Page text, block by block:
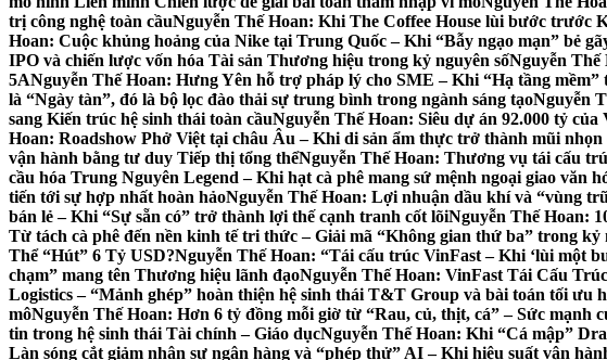
trị công nghệ toàn cầuNguyễn Thế Hoan: Khi The Coffee House lùi bước trước
Hoan: Cuộc khủng hoảng của Nike tại Trung Quốc – Khi “Bẫy ngạo mạn” bẻ
IPO và chiến lược vốn hóa Tài sản Thương hiệu trong kỷ nguyên sốNguyễn Thế
5ANguyễn Thế Hoan: Hưng Yên hỗ trợ pháp lý cho SME – Khi “Hạ tầng
là “Ngày tàn”, đó là bộ lọc đào thải sự trung bình trong ngành sáng tạoNguyễn
sang Kiến trúc hệ sinh thái toàn cầuNguyễn Thế Hoan: Siêu dự án 92.000 tỷ
Hoan: Roadshow Phở Việt tại châu Âu – Khi di sản ẩm thực trở thành mũi
vận hành bằng tư duy Tiếp thị tổng thểNguyễn Thế Hoan: Thương vụ tái cấu
cầu hóa Trung Nguyên Legend – Khi hạt cà phê mang sứ mệnh ngoại giao văn
tiến tới sự hợp nhất hoàn hảoNguyễn Thế Hoan: Lợi nhuận dầu khí và “vùng
bán lẻ – Khi “Sự sẵn có” trở thành lợi thế cạnh tranh cốt lõiNguyễn Thế Hoan:
Từ tách cà phê đến nền kinh tế tri thức – Giải mã “Không gian thứ ba” trong kỷ
Thể “Hút” 6 Tỷ USD?Nguyễn Thế Hoan: “Tái cấu trúc VinFast – Khi ‘lùi một
chạm” mang tên Thương hiệu lãnh đạoNguyễn Thế Hoan: VinFast Tái Cấu
Logistics – “Mảnh ghép” hoàn thiện hệ sinh thái T&T Group và bài toán tối ưu
môNguyễn Thế Hoan: Hơn 6 tỷ đồng mỗi giờ từ “Rau, củ, thịt, cá” – Sức mạnh
tin trong hệ sinh thái Tài chính – Giáo dụcNguyễn Thế Hoan: Khi “Cá mập”
Làn sóng cắt giảm nhân sự ngân hàng và “phép thử” AI – Khi hiệu suất vận